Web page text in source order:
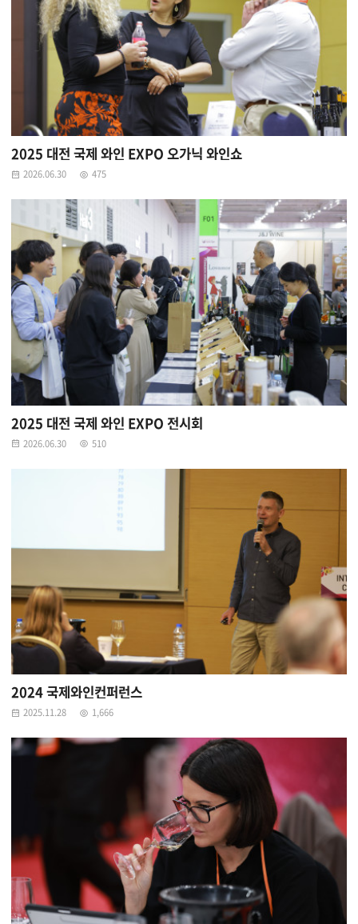
2025 대전 국제 와인 EXPO 오가닉 와인쇼
2026.06.30 475
2025 대전 국제 와인 EXPO 전시회
2026.06.30 510
2024 국제와인컨퍼런스
2025.11.28 1,666